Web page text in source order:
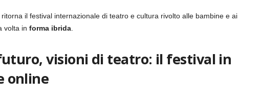
, ritorna il festival internazionale di teatro e cultura rivolto alle bambine e ai
volta in forma ibrida.
visioni di teatro: il festival in
online